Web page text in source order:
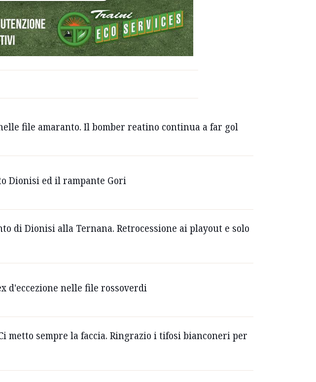
file amaranto. Il bomber reatino continua a far gol
Dionisi ed il rampante Gori
di Dionisi alla Ternana. Retrocessione ai playout e solo
d'eccezione nelle file rossoverdi
metto sempre la faccia. Ringrazio i tifosi bianconeri per